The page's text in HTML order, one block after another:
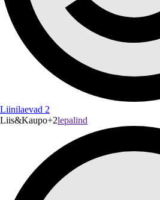
Liinilaevad 2
Liis&Kaupo+2lepalind